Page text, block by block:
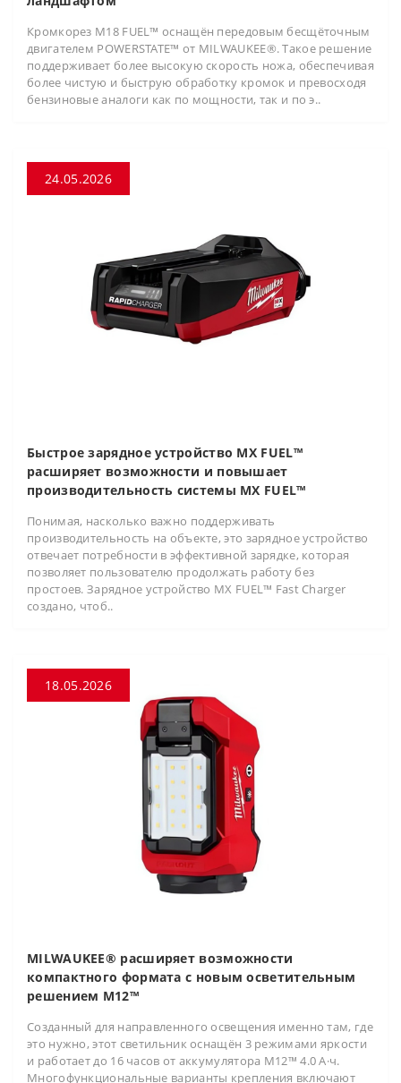
Кромкорез M18 FUEL™ оснащён передовым бесщёточным
двигателем POWERSTATE™ от MILWAUKEE®. Такое решение
поддерживает более высокую скорость ножа, обеспечивая
более чистую и быструю обработку кромок и превосходя
бензиновые аналоги как по мощности, так и по э..
24.05.2026
Быстрое зарядное устройство MX FUEL™
расширяет возможности и повышает
производительность системы MX FUEL™
Понимая, насколько важно поддерживать
производительность на объекте, это зарядное устройство
отвечает потребности в эффективной зарядке, которая
позволяет пользователю продолжать работу без
простоев. Зарядное устройство MX FUEL™ Fast Charger
создано, чтоб..
18.05.2026
MILWAUKEE® расширяет возможности
компактного формата с новым осветительным
решением M12™
Созданный для направленного освещения именно там, где
это нужно, этот светильник оснащён 3 режимами яркости
и работает до 16 часов от аккумулятора M12™ 4.0 А·ч.
Многофункциональные варианты крепления включают